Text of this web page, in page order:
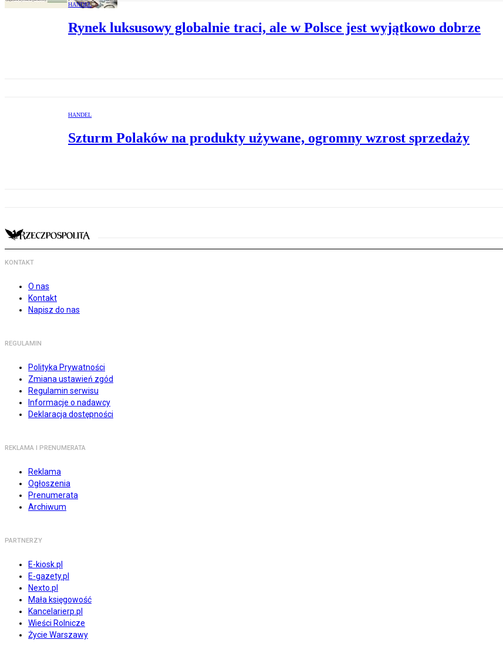
HANDEL
Rynek luksusowy globalnie traci, ale w Polsce jest wyjątkowo dobrze
HANDEL
Szturm Polaków na produkty używane, ogromny wzrost sprzedaży
KONTAKT
O nas
Kontakt
Napisz do nas
REGULAMIN
Polityka Prywatności
Zmiana ustawień zgód
Regulamin serwisu
Informacje o nadawcy
Deklaracja dostępności
REKLAMA I PRENUMERATA
Reklama
Ogłoszenia
Prenumerata
Archiwum
PARTNERZY
E-kiosk.pl
E-gazety.pl
Nexto.pl
Mała księgowość
Kancelarierp.pl
Wieści Rolnicze
Życie Warszawy